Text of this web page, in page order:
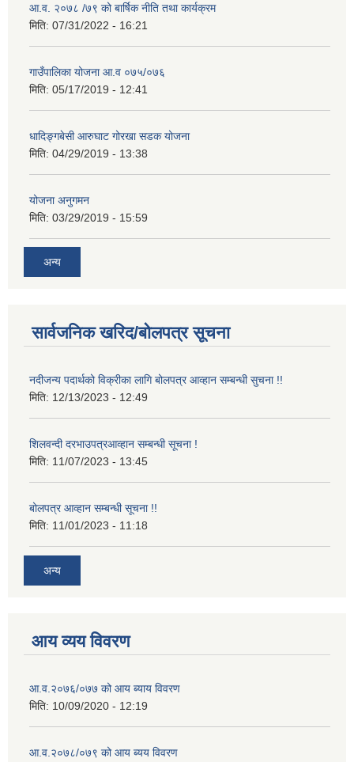
आ.व. २०७८ /७९ को बार्षिक नीति तथा कार्यक्रम
मिति: 07/31/2022 - 16:21
गाउँपालिका योजना आ.व ०७५/०७६
मिति: 05/17/2019 - 12:41
धादिङ्गबेसी आरुघाट गोरखा सडक योजना
मिति: 04/29/2019 - 13:38
योजना अनुगमन
मिति: 03/29/2019 - 15:59
अन्य
सार्वजनिक खरिद/बोलपत्र सूचना
नदीजन्य पदार्थको विक्रीका लागि बोलपत्र आव्हान सम्बन्धी सुचना !!
मिति: 12/13/2023 - 12:49
शिलवन्दी दरभाउपत्रआव्हान सम्बन्धी सूचना !
मिति: 11/07/2023 - 13:45
बोलपत्र आव्हान सम्बन्धी सूचना !!
मिति: 11/01/2023 - 11:18
अन्य
आय व्यय विवरण
आ.व.२०७६/०७७ को आय ब्याय विवरण
मिति: 10/09/2020 - 12:19
आ.व.२०७८/०७९ को आय ब्यय विवरण